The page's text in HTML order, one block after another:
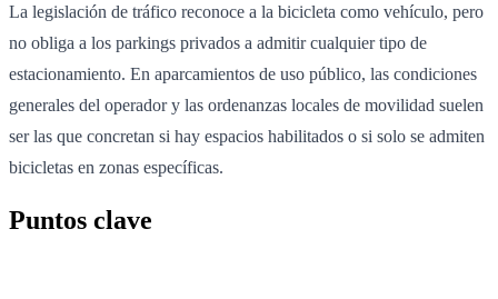
La legislación de tráfico reconoce a la bicicleta como vehículo, pero
no obliga a los parkings privados a admitir cualquier tipo de
estacionamiento. En aparcamientos de uso público, las condiciones
generales del operador y las ordenanzas locales de movilidad suelen
ser las que concretan si hay espacios habilitados o si solo se admiten
bicicletas en zonas específicas.
Puntos clave